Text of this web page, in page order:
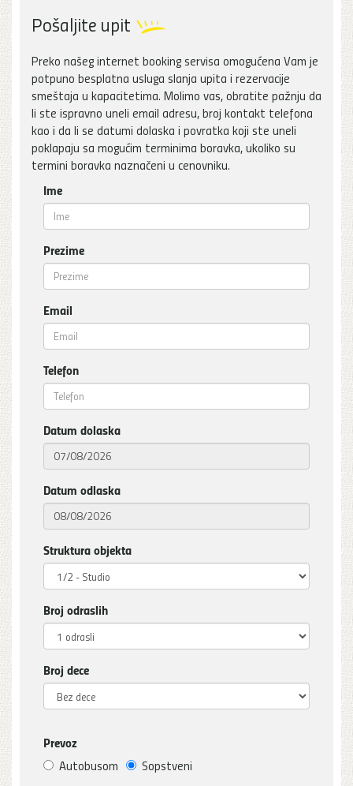
Pošaljite upit
Preko našeg internet booking servisa omogućena Vam je
potpuno besplatna usluga slanja upita i rezervacije
smeštaja u kapacitetima. Molimo vas, obratite pažnju da
li ste ispravno uneli email adresu, broj kontakt telefona
kao i da li se datumi dolaska i povratka koji ste uneli
poklapaju sa mogućim terminima boravka, ukoliko su
termini boravka naznačeni u cenovniku.
Ime
Prezime
Email
Telefon
Datum dolaska
Datum odlaska
Struktura objekta
Broj odraslih
Broj dece
Prevoz
Autobusom Sopstveni